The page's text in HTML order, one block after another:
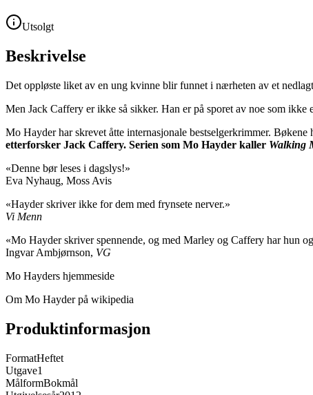
Utsolgt
Beskrivelse
Det oppløste liket av en ung kvinne blir funnet i nærheten av et
Men Jack Caffery er ikke så sikker. Han er på sporet av noe som
Mo Hayder har skrevet åtte internasjonale bestselgerkrimmer. Bøkene
etterforsker Jack Caffery. Serien som Mo Hayder kaller Walking
«Denne bør leses i dagslys!»
Eva Nyhaug, Moss Avis
«Hayder skriver ikke for dem med frynsete nerver.»
Vi Menn
«Mo Hayder skriver spennende, og med Marley og Caffery har hun
Ingvar Ambjørnson, VG
Mo Hayders hjemmeside
Om Mo Hayder på wikipedia
Produktinformasjon
FormatHeftet
Utgave1
MålformBokmål